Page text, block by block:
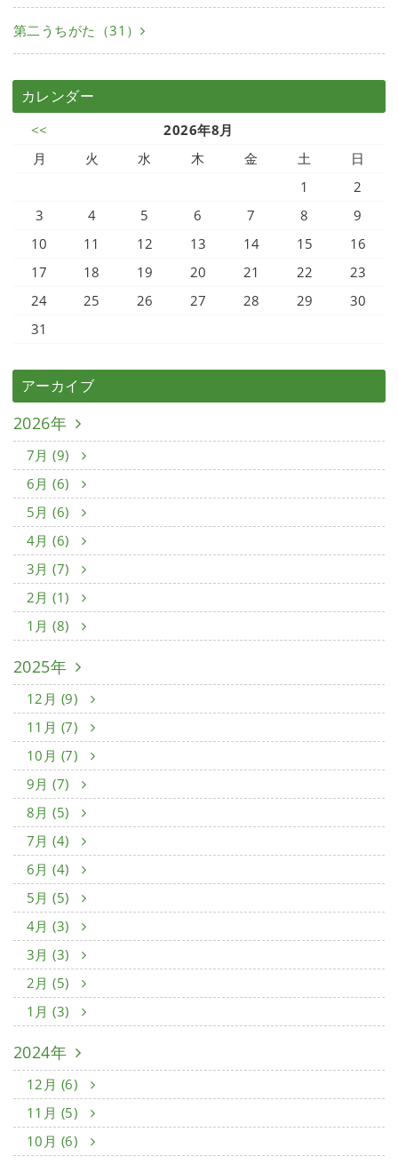
第二うちがた（31）
カレンダー
<<
2026年8月
月
火 水 木 金 土
日
1
2
3
4 5 6 7 8
9
10
11 12 13 14 15
16
17
18 19 20 21 22
23
24
25 26 27 28 29
30
31
アーカイブ
2026年
7月 (9)
6月 (6)
5月 (6)
4月 (6)
3月 (7)
2月 (1)
1月 (8)
2025年
12月 (9)
11月 (7)
10月 (7)
9月 (7)
8月 (5)
7月 (4)
6月 (4)
5月 (5)
4月 (3)
3月 (3)
2月 (5)
1月 (3)
2024年
12月 (6)
11月 (5)
10月 (6)